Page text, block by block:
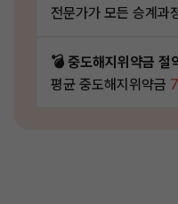
전문가가 모든 승계과
💣 중도해지위약금 절
평균 중도해지위약금